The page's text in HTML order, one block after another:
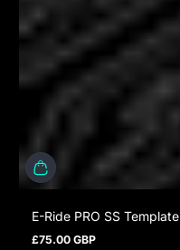
E-Ride PRO SS Template
Prezzo normale
£75.00 GBP